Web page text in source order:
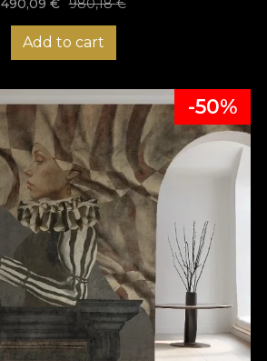
490,09€ 980,18€
Add to cart
-50%